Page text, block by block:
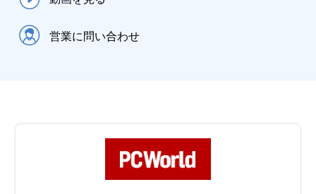
営業に問い合わせ